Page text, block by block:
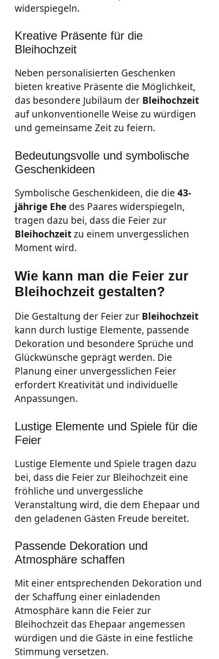
widerspiegeln.
Kreative Präsente für die
Bleihochzeit
Neben personalisierten Geschenken
bieten kreative Präsente die Möglichkeit,
das besondere Jubiläum der Bleihochzeit
auf unkonventionelle Weise zu würdigen
und gemeinsame Zeit zu feiern.
Bedeutungsvolle und symbolische
Geschenkideen
Symbolische Geschenkideen, die die 43-
jährige Ehe des Paares widerspiegeln,
tragen dazu bei, dass die Feier zur
Bleihochzeitzu einem unvergesslichen
Moment wird.
Wie kann man die Feier zur
Bleihochzeit gestalten?
Die Gestaltung der Feier zur Bleihochzeit
kann durch lustige Elemente, passende
Dekoration und besondere Sprüche und
Glückwünsche geprägt werden. Die
Planung einer unvergesslichen Feier
erfordert Kreativität und individuelle
Anpassungen.
Lustige Elemente und Spiele für die
Feier
Lustige Elemente und Spiele tragen dazu
bei, dass die Feier zur Bleihochzeit eine
fröhliche und unvergessliche
Veranstaltung wird, die dem Ehepaar und
den geladenen Gästen Freude bereitet.
Passende Dekoration und
Atmosphäre schaffen
Mit einer entsprechenden Dekoration und
der Schaffung einer einladenden
Atmosphäre kann die Feier zur
Bleihochzeit das Ehepaar angemessen
würdigen und die Gäste in eine festliche
Stimmung versetzen.